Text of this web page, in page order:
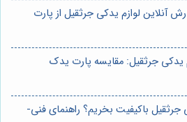
آنلاین لوازم یدکی جرثقیل از پارت
یدکی جرثقیل: مقایسه پارت یدک
جرثقیل باکیفیت بخریم؟ راهنمای فنی-